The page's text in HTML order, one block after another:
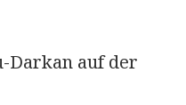
Darkan auf der